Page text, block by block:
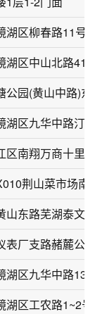
湖区中山北路41
湖区九华中路汀
区南翔万商十里
荆山菜市场南
表厂支路赭麓公
湖区九华中路
区工农路1~2号